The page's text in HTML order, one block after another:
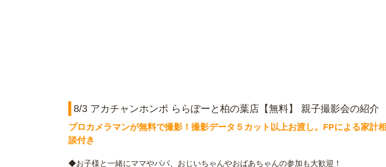
8/3 アカチャンホンポ ららぽーと柏の葉店【無料】 親子撮影会の紹介
プロカメラマンが無料で撮影！撮影データ５カット以上お渡し。FPによる家計相
談付き
◆お子様と一緒にママやパパ、おじいちゃんやおばあちゃんの参加も大歓迎！